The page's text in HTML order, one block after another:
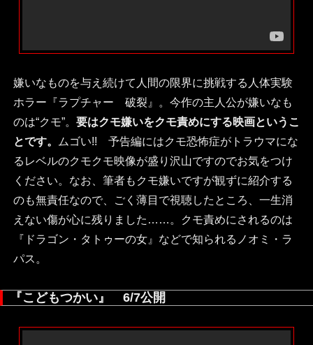
嫌いなものを与え続けて人間の限界に挑戦する人体実験
ホラー『ラプチャー 破裂』。今作の主人公が嫌いなも
のは“クモ”。 要はクモ嫌いをクモ責めにする映画というこ
とです。
ムゴい!! 予告編にはクモ恐怖症がトラウマにな
るレベルのクモクモ映像が盛り沢山ですのでお気をつけ
ください。なお、筆者もクモ嫌いですが観ずに紹介する
のも無責任なので、ごく薄目で視聴したところ、一生消
えない傷が心に残りました……。クモ責めにされるのは
『ドラゴン・タトゥーの女』などで知られるノオミ・ラ
パス。
『こどもつかい』 6/7公開